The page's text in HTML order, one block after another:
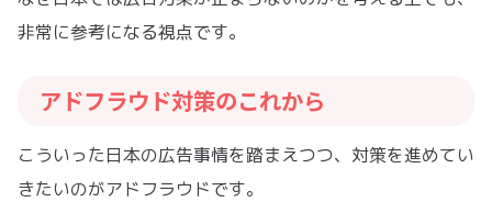
非常に参考になる視点です。
アドフラウド対策のこれから
こういった日本の広告事情を踏まえつつ、対策を進めてい
きたいのがアドフラウドです。